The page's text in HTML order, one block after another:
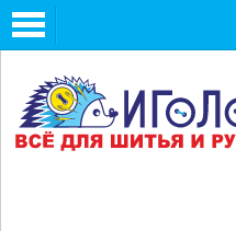
Toggle
navigation